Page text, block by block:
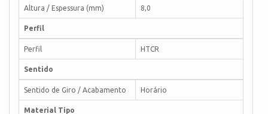
Altura / Espessura (mm) 8,0
Perfil
Perfil HTCR
Sentido
Sentido de Giro / Acabamento Horário
Material Tipo